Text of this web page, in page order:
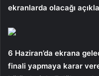
ekranlarda olacağı
6 Haziran’da ekrana
finali yapmaya karar